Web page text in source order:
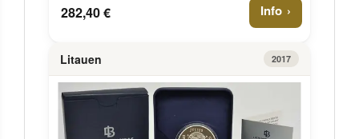
282,40 € Info
Litauen 2017